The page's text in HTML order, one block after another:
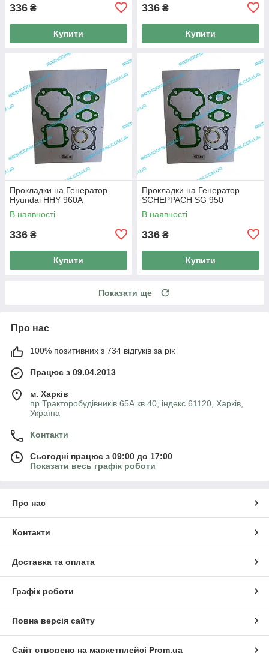
336 ₴
Купити
336 ₴
Купити
Прокладки на Генератор
Hyundai HHY 960A
В наявності
336 ₴
Купити
Прокладки на Генератор
SCHEPPACH SG 950
В наявності
336 ₴
Купити
Показати ще
Про нас
100% позитивних з 734 відгуків за рік
Працює з 09.04.2013
м. Харків
пр Тракторобудівників 65А кв 40, індекс 61120, Харків,
Україна
Контакти
Сьогодні працює з 09:00 до 17:00
Показати весь графік роботи
Про нас
Контакти
Доставка та оплата
Графік роботи
Повна версія сайту
Сайт створено на маркетплейсі Prom.ua